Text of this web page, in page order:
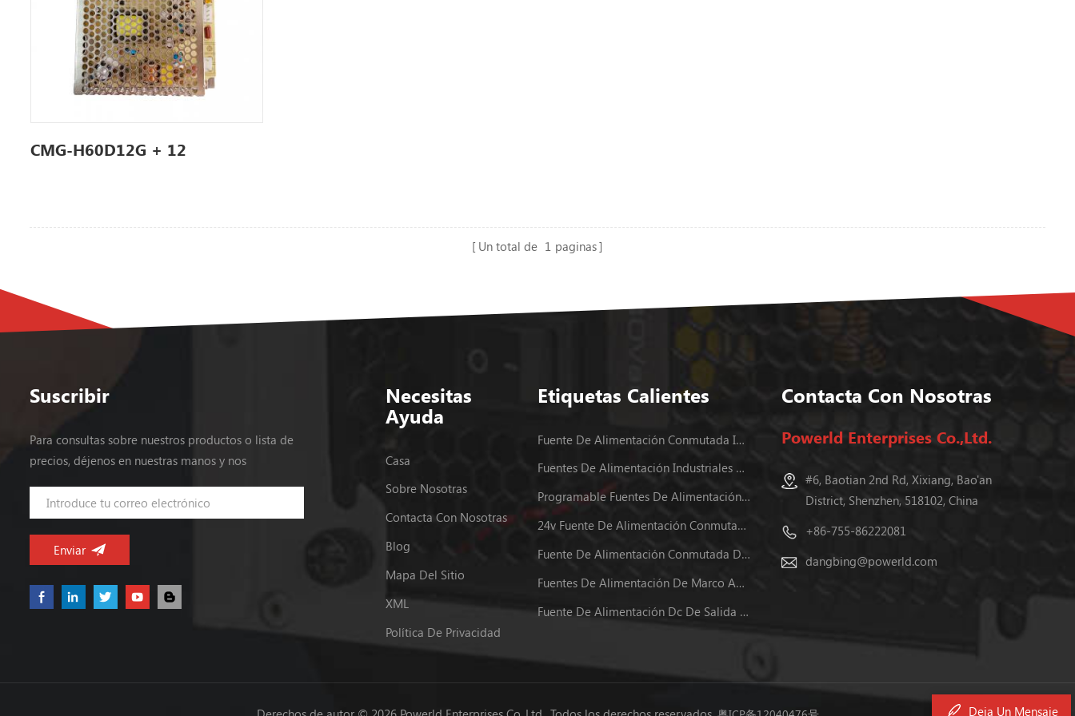
CMG-H60D12G + 12
Un total de 1 paginas
Suscribir
Para consultas sobre nuestros productos o lista de
precios, déjenos en nuestras manos y nos
Necesitas
Ayuda
Casa
Sobre Nosotras
Contacta Con Nosotras
Blog
Mapa Del Sitio
XML
Política De Privacidad
Etiquetas Calientes
Fuente De Alimentación Conmutada Incluida
Fuentes De Alimentación Industriales En Carril Din
Programable Fuentes De Alimentación Dc
24v Fuente De Alimentación Conmutada
Fuente De Alimentación Conmutada De Salida Dual
Fuentes De Alimentación De Marco Abierto
Fuente De Alimentación Dc De Salida Dual
Contacta Con Nosotras
Powerld Enterprises Co.,Ltd.
#6, Baotian 2nd Rd, Xixiang, Bao'an
District, Shenzhen, 518102, China
+86-755-86222081
dangbing@powerld.com
Deja Un Mensaje